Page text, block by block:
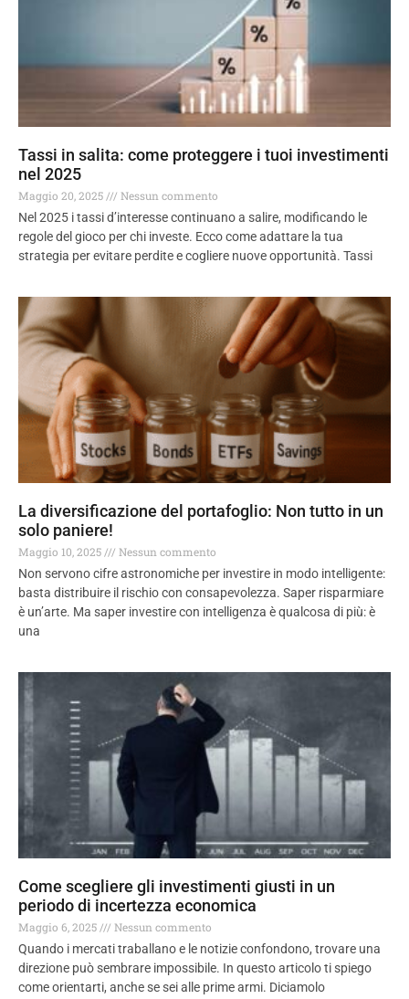
Tassi in salita: come proteggere i tuoi investimenti
nel 2025
Maggio 20, 2025
Nessun commento
Nel 2025 i tassi d’interesse continuano a salire, modificando le
regole del gioco per chi investe. Ecco come adattare la tua
strategia per evitare perdite e cogliere nuove opportunità. Tassi
La diversificazione del portafoglio: Non tutto in un
solo paniere!
Maggio 10, 2025
Nessun commento
Non servono cifre astronomiche per investire in modo intelligente:
basta distribuire il rischio con consapevolezza. Saper risparmiare
è un’arte. Ma saper investire con intelligenza è qualcosa di più: è
una
Come scegliere gli investimenti giusti in un
periodo di incertezza economica
Maggio 6, 2025
Nessun commento
Quando i mercati traballano e le notizie confondono, trovare una
direzione può sembrare impossibile. In questo articolo ti spiego
come orientarti, anche se sei alle prime armi. Diciamolo